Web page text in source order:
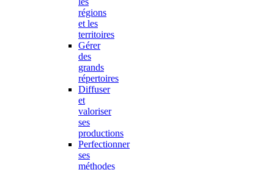
régions
et les
territoires
Gérer
des
grands
répertoires
Diffuser
et
valoriser
ses
productions
Perfectionner
ses
méthodes